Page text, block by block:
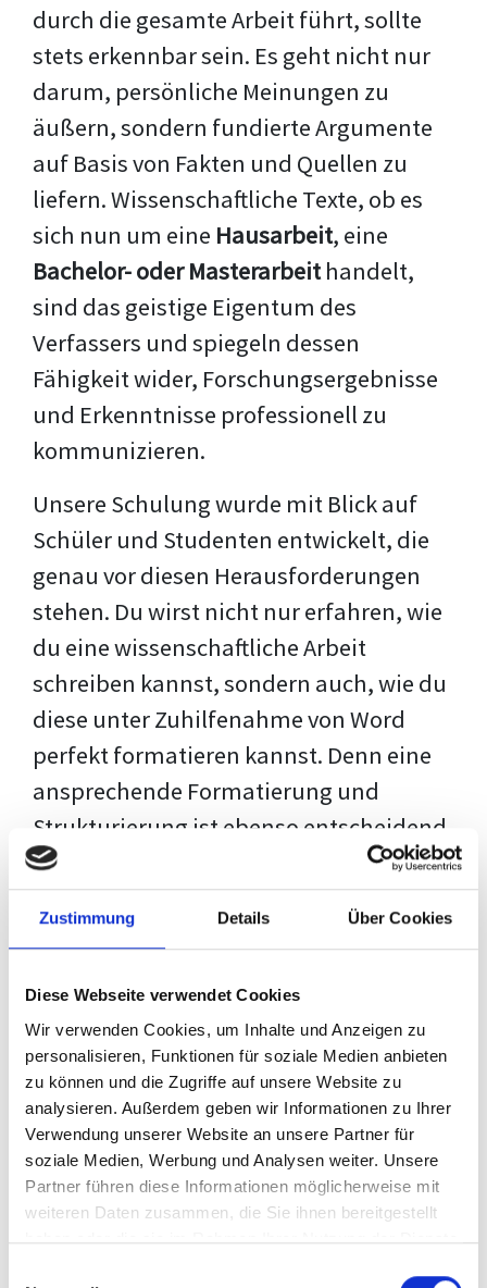
Zustimmung Details Über Cookies
Diese Webseite verwendet Cookies
Wir verwenden Cookies, um Inhalte und Anzeigen zu
personalisieren, Funktionen für soziale Medien anbieten
zu können und die Zugriffe auf unsere Website zu
analysieren. Außerdem geben wir Informationen zu Ihrer
Verwendung unserer Website an unsere Partner für
soziale Medien, Werbung und Analysen weiter. Unsere
Partner führen diese Informationen möglicherweise mit
weiteren Daten zusammen, die Sie ihnen bereitgestellt
haben oder die sie im Rahmen Ihrer Nutzung der Dienste
durch die gesamte Arbeit führt, sollte
stets erkennbar sein. Es geht nicht nur
darum, persönliche Meinungen zu
äußern, sondern fundierte Argumente
auf Basis von Fakten und Quellen zu
liefern. Wissenschaftliche Texte, ob es
sich nun um eine Hausarbeit, eine
Bachelor- oder Masterarbeithandelt,
sind das geistige Eigentum des
Verfassers und spiegeln dessen
Fähigkeit wider, Forschungsergebnisse
und Erkenntnisse professionell zu
kommunizieren.
Unsere Schulung wurde mit Blick auf
Schüler und Studenten entwickelt, die
genau vor diesen Herausforderungen
stehen. Du wirst nicht nur erfahren, wie
du eine wissenschaftliche Arbeit
schreiben kannst, sondern auch, wie du
diese unter Zuhilfenahme von Word
perfekt formatieren kannst. Denn eine
ansprechende Formatierung und
Strukturierung ist ebenso entscheidend
wie der Inhalt selbst. Jeder Prüfer hat
eigene Erwartungen, und unsere
Schulung ist so konzipiert, dass sie dir
deiner individuellen Vorlage zeigt,
anstatt eine Einheitslösung zu bieten.
Der Prozess des wissenschaftlichen
Schreibens kann ohne das richtige
Wissen eine große Herausforderung
darstellen. Jedoch, ausgestattet mit
denTechniken und Strategiendieses
Kurses, wird die Formatierung deiner